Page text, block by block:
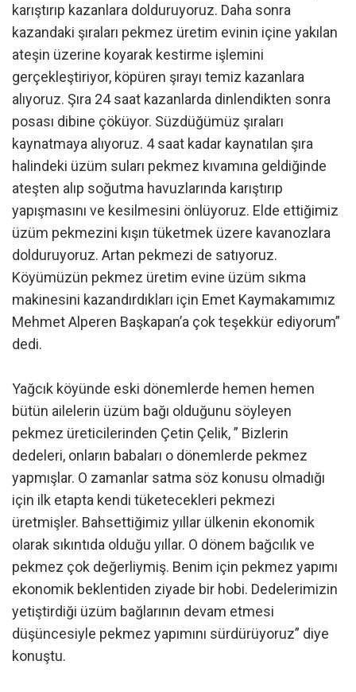
karıştırıp kazanlara dolduruyoruz. Daha sonra
kazandaki şıraları pekmez üretim evinin içine yakılan
ateşin üzerine koyarak kestirme işlemini
gerçekleştiriyor, köpüren şırayı temiz kazanlara
alıyoruz. Şıra 24 saat kazanlarda dinlendikten sonra
posası dibine çöküyor. Süzdüğümüz şıraları
kaynatmaya alıyoruz. 4 saat kadar kaynatılan şıra
halindeki üzüm suları pekmez kıvamına geldiğinde
ateşten alıp soğutma havuzlarında karıştırıp
yapışmasını ve kesilmesini önlüyoruz. Elde ettiğimiz
üzüm pekmezini kışın tüketmek üzere kavanozlara
dolduruyoruz. Artan pekmezi de satıyoruz.
Köyümüzün pekmez üretim evine üzüm sıkma
makinesini kazandırdıkları için Emet Kaymakamımız
Mehmet Alperen Başkapan’a çok teşekkür ediyorum”
dedi.
Yağcık köyünde eski dönemlerde hemen hemen
bütün ailelerin üzüm bağı olduğunu söyleyen
pekmez üreticilerinden Çetin Çelik, ” Bizlerin
dedeleri, onların babaları o dönemlerde pekmez
yapmışlar. O zamanlar satma söz konusu olmadığı
için ilk etapta kendi tüketecekleri pekmezi
üretmişler. Bahsettiğimiz yıllar ülkenin ekonomik
olarak sıkıntıda olduğu yıllar. O dönem bağcılık ve
pekmez çok değerliymiş. Benim için pekmez yapımı
ekonomik beklentiden ziyade bir hobi. Dedelerimizin
yetiştirdiği üzüm bağlarının devam etmesi
düşüncesiyle pekmez yapımını sürdürüyoruz” diye
konuştu.